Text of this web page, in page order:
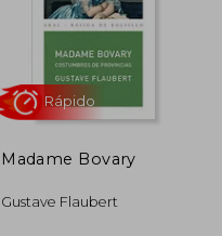
Madame Bovary
Gustave Flaubert